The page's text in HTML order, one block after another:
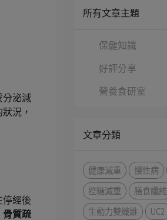
分泌減
況，
停經後
骨質疏
所有文章主題
保健知識
好評分享
營養食研室
文章分類
健康減重 慢性病
控糖減重
膳食纖維
生動力雙纖維
UC2